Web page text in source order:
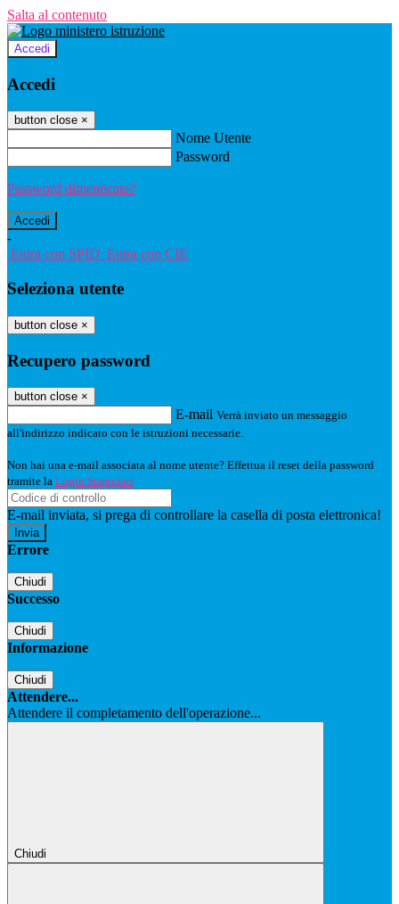
Salta al contenuto
Accedi
Accedi
button close ×
Nome Utente
Password
Password dimenticata?
-
Entra con SPID Entra con CIE
Seleziona utente
button close ×
Recupero password
button close ×
E-mail Verrà inviato un messaggio
all'indirizzo indicato con le istruzioni necessarie.
Non hai una e-mail associata al nome utente? Effettua il reset della password
tramite la Login Spaggiari
E-mail inviata, si prega di controllare la casella di posta elettronica!
Errore
Chiudi
Successo
Chiudi
Informazione
Chiudi
Attendere...
Attendere il completamento dell'operazione...
Chiudi